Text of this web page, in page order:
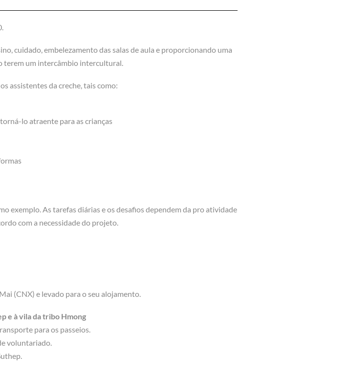
cuidado, embelezamento das salas de aula e proporcionando uma
terem um intercâmbio intercultural.
assistentes da creche, tais como:
lo atraente para as crianças
exemplo. As tarefas diárias e os desafios dependem da pro atividade
com a necessidade do projeto.
(CNX) e levado para o seu alojamento.
e à vila da tribo Hmong
para os passeios.
voluntariado.